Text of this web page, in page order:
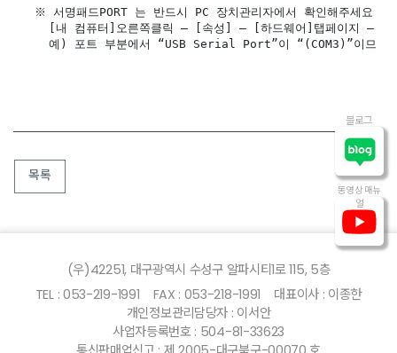
  ※ 서명패드PORT 는 반드시 PC 장치관리자에서 확인해주세요 !
[내 컴퓨터]오른쪽클릭 – [속성] – [하드웨어]탭페이지 – [
예) 포트 부분에서 “USB Serial Port”이 “(COM3)”이므로
목록
(우)42251, 대구광역시 수성구 알파시티1로 115, 5층
TEL : 053-219-1991
FAX : 053-218-1991
대표이사 : 이종한
개인정보관리담당자 : 이서안
사업자등록번호 : 504-81-33623
블로그
동영상 매뉴
얼